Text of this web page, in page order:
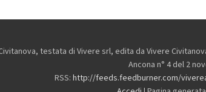
testata di Vivere srl, edita da Vivere
Ancona n° 4 del 2
RSS: http://feeds.feedburner.com/